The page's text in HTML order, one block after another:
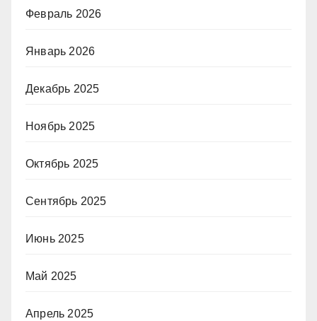
Февраль 2026
Январь 2026
Декабрь 2025
Ноябрь 2025
Октябрь 2025
Сентябрь 2025
Июнь 2025
Май 2025
Апрель 2025